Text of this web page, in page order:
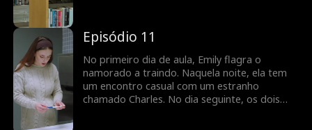
relação profissional de aluno e professor, mas
há uma tensão inegável entre eles.
Justamente quando Emily pensa que tudo vai
voltar aos trilhos, ela descobre
inesperadamente que está grávida...
Episódio 11
No primeiro dia de aula, Emily flagra o
namorado a traindo. Naquela noite, ela tem
um encontro casual com um estranho
chamado Charles. No dia seguinte, os dois